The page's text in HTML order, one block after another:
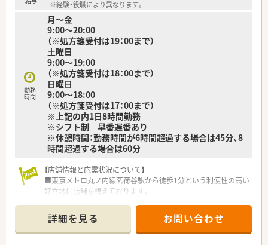
※経験・役職により異なります。
勤務
時間
月～金
9:00～20:00
（※処方箋受付は19：00まで）
土曜日
9:00～19:00
（※処方箋受付は18：00まで）
日曜日
9:00～18:00
（※処方箋受付は17：00まで）
※上記の内1日8時間勤務
※シフト制 早番遅番あり
※休憩時間：勤務時間が6時間超過する場合は45分、8
時間超過する場合は60分
【店舗情報と応需状況について】
■東京メトロ丸ノ内線茗荷谷駅から徒歩1分という利便性の高い
好立地に店舗を構えております。
箋を1日あたり200枚強応需しています。
■正社員6名、パート7名、医療事務4名の常時7名体制で患者様へ
の対応を丁寧に行っています。
詳細を見る お問い合わせ